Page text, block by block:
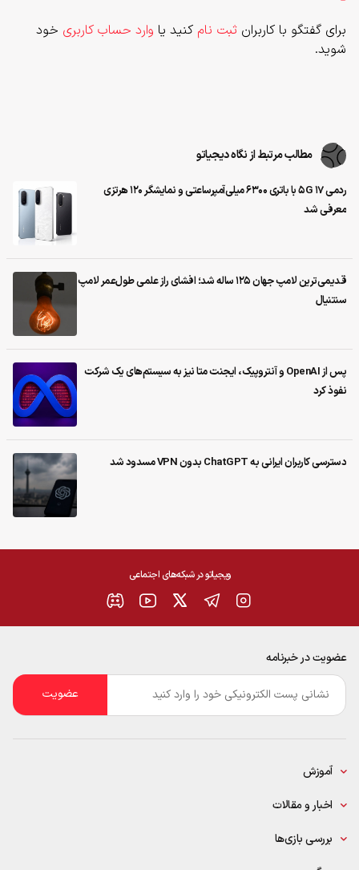
برای گفتگو با کاربران ثبت نام کنید یا وارد حساب کاربری خود
شوید.
مطالب مرتبط از نگاه دیجیاتو
ردمی 17 5G با باتری ۶۳۰۰ میلی‌آمپرساعتی و نمایشگر ۱۲۰ هرتزی
معرفی شد
قدیمی‌ترین لامپ جهان ۱۲۵ ساله شد؛ افشای راز علمی طول‌عمر لامپ
سنتنیال
پس از OpenAI و آنتروپیک، ایجنت متا نیز به سیستم‌های یک شرکت
نفوذ کرد
دسترسی کاربران ایرانی به ChatGPT بدون VPN مسدود شد
ویجیاتو در شبکه‌های اجتماعی
عضویت در خبرنامه
ایمیل
آموزش
اخبار و مقالات
بررسی بازی‌ها